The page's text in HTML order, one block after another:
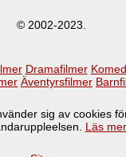
© 2002-2023.
Dramafilmer
Äventyrsfilmer
sig av cookies
Läs mer